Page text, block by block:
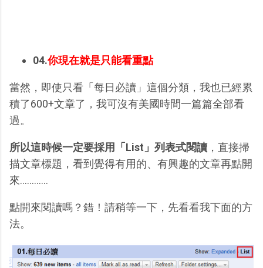
04.你現在就是只能看重點
當然，即使只看「每日必讀」這個分類，我也已經累
積了600+文章了，我可沒有美國時間一篇篇全部看
過。
所以這時候一定要採用「List」列表式閱讀 ，直接掃
描文章標題，看到覺得有用的、有興趣的文章再點開
來............
點開來閱讀嗎？錯！請稍等一下，先看看我下面的方
法。